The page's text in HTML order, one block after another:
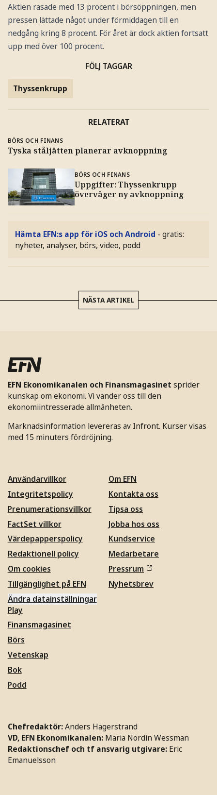
Aktien rasade med 13 procent i börsöppningen, men
pressen lättade något under förmiddagen till en
nedgång kring 8 procent. För året är dock aktien fortsatt
upp med över 100 procent.
FÖLJ TAGGAR
Thyssenkrupp
RELATERAT
BÖRS OCH FINANS
Tyska ståljätten planerar avknoppning
BÖRS OCH FINANS
Uppgifter: Thyssenkrupp
överväger ny avknoppning
Hämta EFN:s app för iOS och Android - gratis:
nyheter, analyser, börs, video, podd
NÄSTA ARTIKEL
EFN Ekonomikanalen och Finansmagasinet sprider
kunskap om ekonomi. Vi vänder oss till den
ekonomiintresserade allmänheten.
Marknadsinformation levereras av Infront. Kurser visas
med 15 minuters fördröjning.
Användarvillkor
Integritetspolicy
Prenumerationsvillkor
FactSet villkor
Värdepapperspolicy
Redaktionell policy
Om cookies
Tillgänglighet på EFN
Ändra datainställningar
Om EFN
Kontakta oss
Tipsa oss
Jobba hos oss
Kundservice
Medarbetare
Pressrum
Nyhetsbrev
Play
Finansmagasinet
Börs
Vetenskap
Bok
Podd
Chefredaktör:Anders Hägerstrand
VD, EFN Ekonomikanalen: Maria Nordin Wessman
Redaktionschef och tf ansvarig utgivare: Eric
Emanuelsson